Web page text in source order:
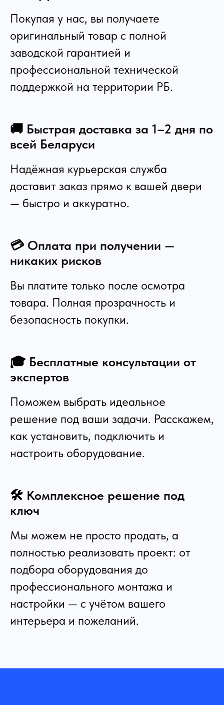
Покупая у нас, вы получаете
оригинальный товар с полной
заводской гарантией и
профессиональной технической
поддержкой на территории РБ.
🚚 Быстрая доставка за 1–2 дня по
всей Беларуси
Надёжная курьерская служба
доставит заказ прямо к вашей двери
— быстро и аккуратно.
💳 Оплата при получении —
никаких рисков
Вы платите только после осмотра
товара. Полная прозрачность и
безопасность покупки.
🎓 Бесплатные консультации от
экспертов
Поможем выбрать идеальное
решение под ваши задачи. Расскажем,
как установить, подключить и
настроить оборудование.
🛠️ Комплексное решение под
ключ
Мы можем не просто продать, а
полностью реализовать проект: от
подбора оборудования до
профессионального монтажа и
настройки — с учётом вашего
интерьера и пожеланий.